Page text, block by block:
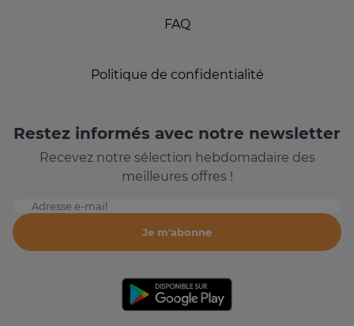
FAQ
Politique de confidentialité
Restez informés avec notre newsletter
Recevez notre sélection hebdomadaire des
meilleures offres !
Adresse e-mail
Je m'abonne